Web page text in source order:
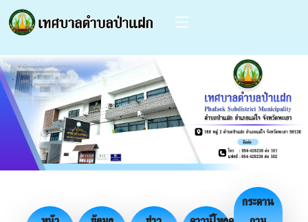
กระดาน